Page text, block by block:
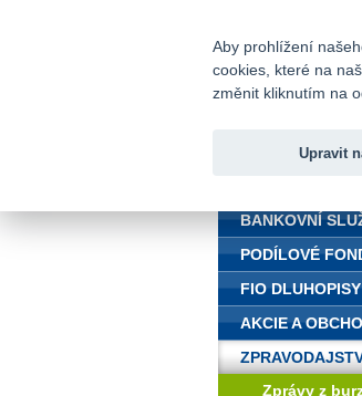
Fio
BANKOVNÍ
PODÍLOVÉ
FIO DLUHOPISY
AKCIE A
Zprávy z
Aby prohlížení
cookies, které na
změnit kliknutím na
Upravit